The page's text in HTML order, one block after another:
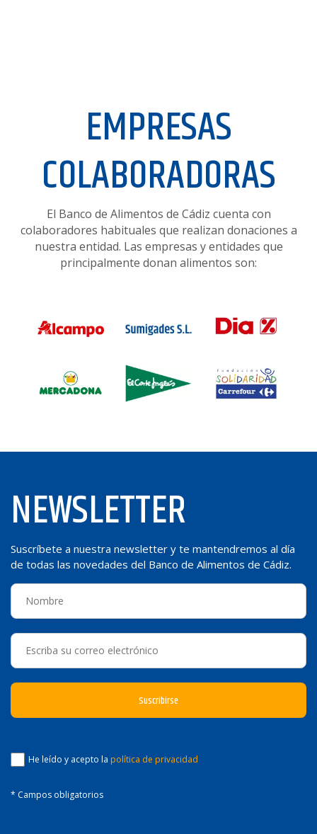
EMPRESAS
COLABORADORAS
El Banco de Alimentos de Cádiz cuenta con
colaboradores habituales que realizan donaciones a
nuestra entidad. Las empresas y entidades que
principalmente donan alimentos son:
NEWSLETTER
Suscríbete a nuestra newsletter y te mantendremos al día
de todas las novedades del Banco de Alimentos de Cádiz.
* Campos obligatorios
He leído y acepto la política de privacidad